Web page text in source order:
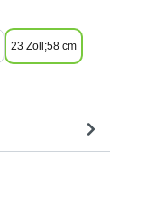
23 Zoll;58 cm